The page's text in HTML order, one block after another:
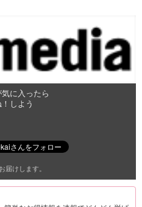
気に入ったら
しよう
届けします。